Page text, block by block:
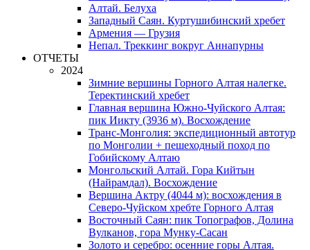
Алтай. Белуха
Западный Саян. Куртушибинский хребет
Армения — Грузия
Непал. Треккинг вокруг Аннапурны
ОТЧЕТЫ
2024
Зимние вершины Горного Алтая налегке.
Теректинский хребет
Главная вершина Южно-Чуйского Алтая:
пик Иикту (3936 м). Восхождение
Транс-Монголия: экспедиционный автотур
по Монголии + пешеходный поход по
Гобийскому Алтаю
Монгольский Алтай. Гора Кийтын
(Найрамдал). Восхождение
Вершина Актру (4044 м): восхождения в
Северо-Чуйском хребте Горного Алтая
Восточный Саян: пик Топографов, Долина
Вулканов, гора Мунку-Сасан
Золото и серебро: осенние горы Алтая.